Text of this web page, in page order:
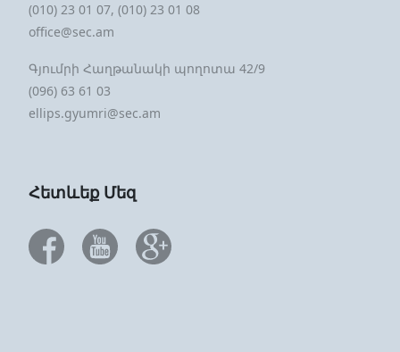
(010) 23 01 07, (010) 23 01 08
office@sec.am
Գյումրի Հաղթանակի պողոտա 42/9
(096) 63 61 03
ellips.gyumri@sec.am
Հետևեք Մեզ